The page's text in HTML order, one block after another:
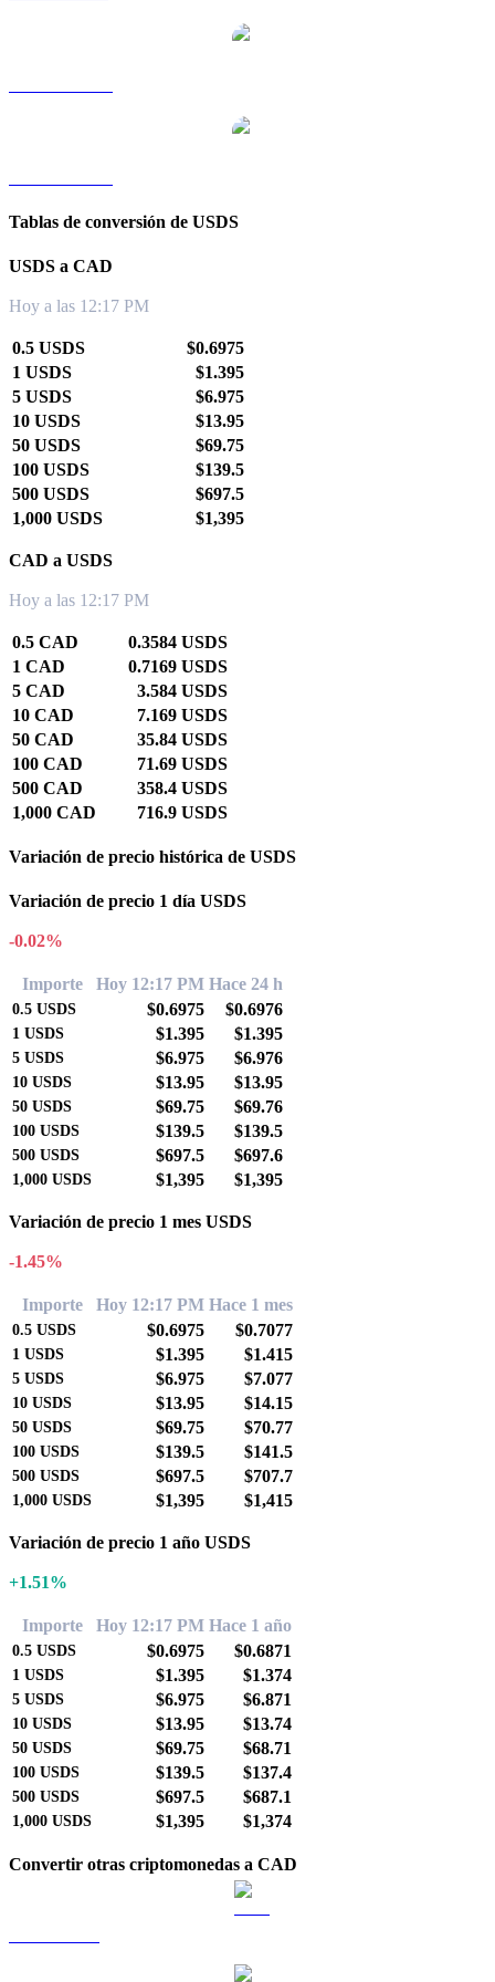
Tablas de conversión de USDS
USDS a CAD
Hoy a las 12:17 PM
0.5 USDS
$0.6975
1 USDS
$1.395
5 USDS
$6.975
10 USDS
$13.95
50 USDS
$69.75
100 USDS
$139.5
500 USDS
$697.5
1,000 USDS
$1,395
CAD a USDS
Hoy a las 12:17 PM
0.5 CAD
0.3584 USDS
1 CAD
0.7169 USDS
5 CAD
3.584 USDS
10 CAD
7.169 USDS
50 CAD
35.84 USDS
100 CAD
71.69 USDS
500 CAD
358.4 USDS
1,000 CAD
716.9 USDS
Variación de precio histórica de USDS
Variación de precio 1 día USDS
-0.02%
Importe Hoy 12:17 PM Hace 24 h
0.5 USDS $0.6975 $0.6976
1 USDS $1.395 $1.395
5 USDS $6.975 $6.976
10 USDS $13.95 $13.95
50 USDS $69.75 $69.76
100 USDS $139.5 $139.5
500 USDS $697.5 $697.6
1,000 USDS $1,395 $1,395
Variación de precio 1 mes USDS
-1.45%
Importe Hoy 12:17 PM Hace 1 mes
0.5 USDS $0.6975 $0.7077
1 USDS $1.395 $1.415
5 USDS $6.975 $7.077
10 USDS $13.95 $14.15
50 USDS $69.75 $70.77
100 USDS $139.5 $141.5
500 USDS $697.5 $707.7
1,000 USDS $1,395 $1,415
Variación de precio 1 año USDS
+1.51%
Importe Hoy 12:17 PM Hace 1 año
0.5 USDS $0.6975 $0.6871
1 USDS $1.395 $1.374
5 USDS $6.975 $6.871
10 USDS $13.95 $13.74
50 USDS $69.75 $68.71
100 USDS $139.5 $137.4
500 USDS $697.5 $687.1
1,000 USDS $1,395 $1,374
Convertir otras criptomonedas a CAD